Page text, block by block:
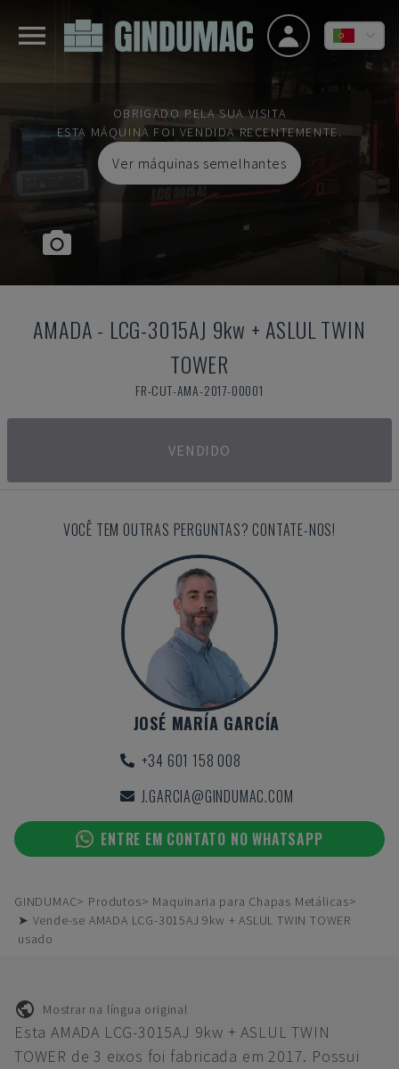
OBRIGADO PELA SUA VISITA
ESTA MÁQUINA FOI VENDIDA RECENTEMENTE.
Ver máquinas semelhantes
AMADA- LCG-3015AJ 9kw + ASLUL TWIN
TOWER
FR-CUT-AMA-2017-00001
VENDIDO
VOCÊ TEM OUTRAS PERGUNTAS? CONTATE-NOS!
JOSÉ MARÍA GARCÍA
+34 601 158 008
J.GARCIA@GINDUMAC.COM
ENTRE EM CONTATO NO WHATSAPP
GINDUMAC Produtos
Maquinaria para Chapas Metálicas
➤ Vende-se AMADA LCG-3015AJ 9kw + ASLUL TWIN TOWER
usado
Mostrar na língua original
Esta AMADA LCG-3015AJ 9kw + ASLUL TWIN
TOWER de 3 eixos foi fabricada em 2017. Possui